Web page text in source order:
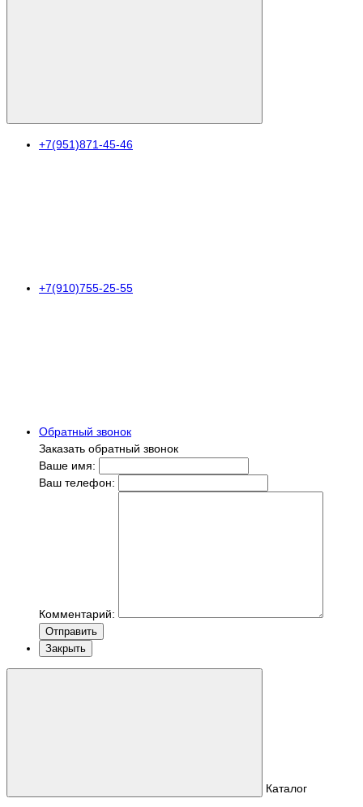
+7(951)871-45-46
+7(910)755-25-55
Обратный звонок
Заказать обратный звонок
Ваше имя:
Ваш телефон:
Комментарий:
Отправить
Закрыть
Каталог